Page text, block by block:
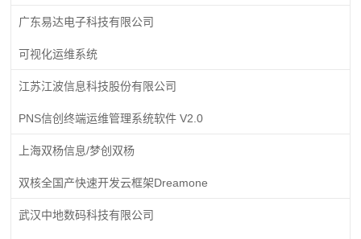
广东易达电子科技有限公司
可视化运维系统
江苏江波信息科技股份有限公司
PNS信创终端运维管理系统软件 V2.0
上海双杨信息/梦创双杨
双核全国产快速开发云框架Dreamone
武汉中地数码科技有限公司